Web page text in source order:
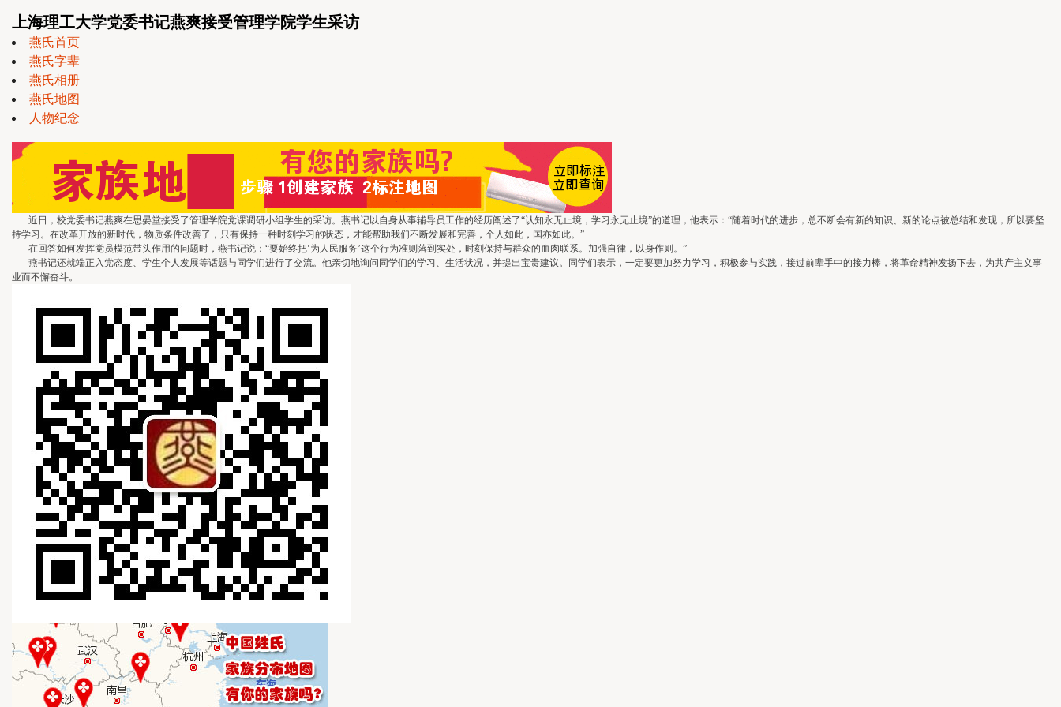
上海理工大学党委书记燕爽接受管理学院学生采访
燕氏首页
燕氏字辈
燕氏相册
燕氏地图
人物纪念
近日，校党委书记燕爽在思晏堂接受了管理学院党课调研小组学生的采访。燕书记以自身从事辅导员工作的经历阐述了“认知永无止境，学习永无止境”的道理，他表示：“随着时代的进步，总不断会有新的知识、新的论点被总结和发现，所以要坚
持学习。在改革开放的新时代，物质条件改善了，只有保持一种时刻学习的状态，才能帮助我们不断发展和完善，个人如此，国亦如此。”
在回答如何发挥党员模范带头作用的问题时，燕书记说：“要始终把‘为人民服务’这个行为准则落到实处，时刻保持与群众的血肉联系。加强自律，以身作则。”
燕书记还就端正入党态度、学生个人发展等话题与同学们进行了交流。他亲切地询问同学们的学习、生活状况，并提出宝贵建议。同学们表示，一定要更加努力学习，积极参与实践，接过前辈手中的接力棒，将革命精神发扬下去，为共产主义事
业而不懈奋斗。